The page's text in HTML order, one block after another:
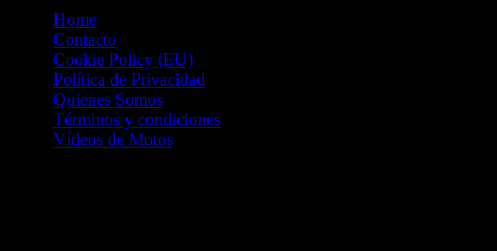
Home
Contacto
Cookie Policy (EU)
Política de Privacidad
Quienes Somos
Términos y condiciones
Vídeos de Motos